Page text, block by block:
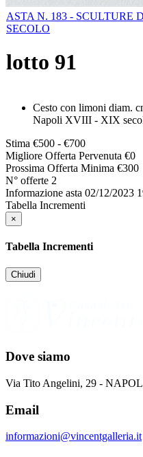
ASTA N. 183 - SCULTURE
SECOLO
lotto 91
Cesto con limoni diam.
Napoli XVIII - XIX
Stima €500 - €700
Migliore Offerta Pervenuta €0
Prossima Offerta Minima €300
N° offerte 2
Informazione asta 02/12/2023
Tabella Incrementi
×
Tabella Incrementi
Chiudi
Dove siamo
Via Tito Angelini, 29 -
Email
informazioni@vincentgalleria.it